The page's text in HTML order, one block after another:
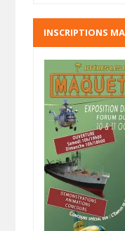
INSCRIPTIONS